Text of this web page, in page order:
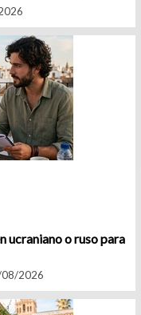
ucraniano o ruso para
2026